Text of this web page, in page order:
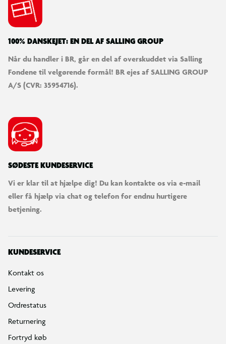
100% DANSKEJET: EN DEL AF SALLING GROUP
Når du handler i BR, går en del af overskuddet via Salling
Fondene til velgørende formål! BR ejes af SALLING GROUP
A/S (CVR: 35954716).
SØDESTE KUNDESERVICE
Vi er klar til at hjælpe dig! Du kan kontakte os via e-mail
eller få hjælp via chat og telefon for endnu hurtigere
betjening.
KUNDESERVICE
Kontakt os
Levering
Ordrestatus
Returnering
Fortryd køb